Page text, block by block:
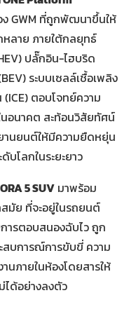
GWM ที่ถูกพัฒนาขึ้นให้
หลาย ภายใต้กลยุทธ์
ปลั๊กอิน-ไฮบริด
ระบบเซลล์เชื้อเพลิง
(ICE) ตอบโจทย์ความ
นอนาคต สะท้อนวิสัยทัศน์
านยนต์ให้มีความยืดหยุ่น
โลกในระยะยาว
5 SUV มาพร้อม
มัย ที่จะอยู่ในรถยนต์
ารตอบสนองฉับไว ถูก
สบการณ์การขับขี่ ความ
นภายในห้องโดยสารให้
ด้อย่างลงตัว